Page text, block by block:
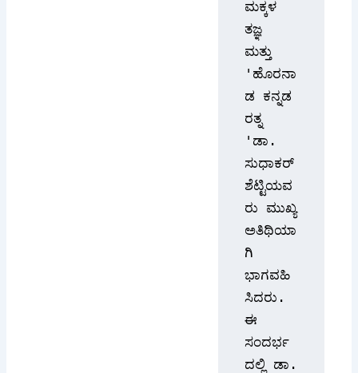
ಮಕ್ಕಳ
ತಜ್ಞ ಮತ್ತು
'ಹೊರನಾ
ಡ ಕನ್ನಡ
ರತ್ನ
'ಡಾ.
ಸುಧಾಕರ್
ಶೆಟ್ಟಿಯವ
ರು ಮುಖ್ಯ
ಅತಿಥಿಯಾ
ಗಿ
ಭಾಗವಹಿ
ಸಿದರು.
ಈ
ಸಂದರ್ಭ
ದಲ್ಲಿ ಡಾ.
ಸುಧಾಕರ್